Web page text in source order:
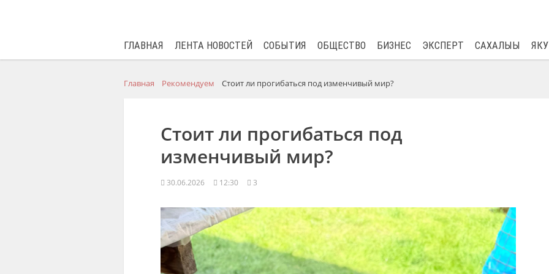
ГЛАВНАЯ ЛЕНТА НОВОСТЕЙ СОБЫТИЯ ОБЩЕСТВО БИЗНЕС ЭКСПЕРТ САХАЛЫЫ
Главная Рекомендуем Стоит ли прогибаться под изменчивый мир?
Стоит ли прогибаться под
изменчивый мир?
30.06.2026 12:30 3